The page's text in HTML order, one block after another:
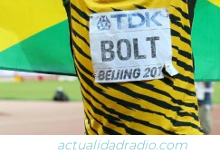
actualidadradio.com